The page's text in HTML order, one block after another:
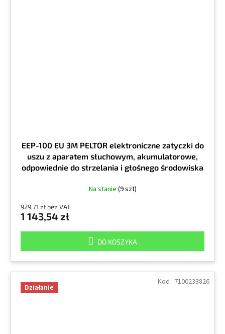
EEP-100 EU 3M PELTOR elektroniczne zatyczki do
uszu z aparatem słuchowym, akumulatorowe,
odpowiednie do strzelania i głośnego środowiska
Na stanie (9 szt)
929,71 zł bez VAT
1 143,54 zł
DO KOSZYKA
Działanie
Kod : 7100233826